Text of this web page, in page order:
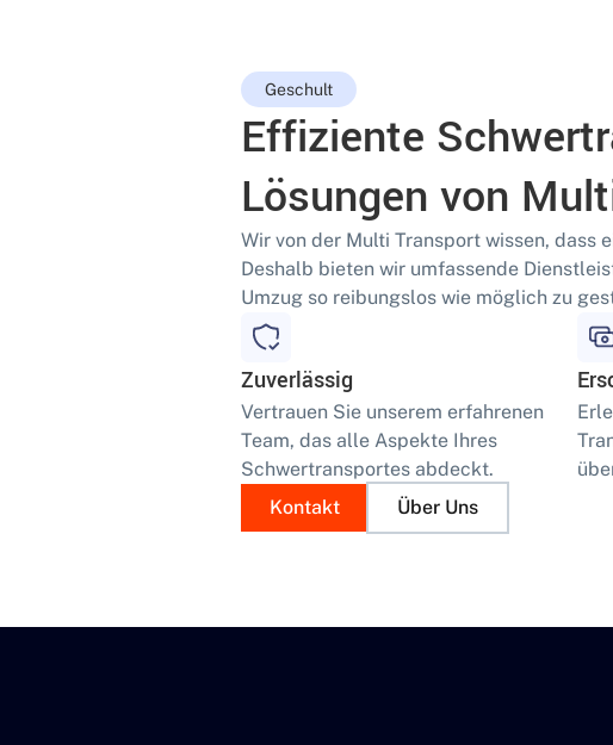
Geschult
Effiziente
Lösungen von
Wir von der Multi Transport wissen, dass
Deshalb bieten wir umfassende
Umzug so reibungslos wie möglich zu
Zuverlässig
Vertrauen Sie unserem erfahrenen
Team, das alle Aspekte Ihres
Schwertransportes abdeckt.
Kontakt
Über Uns